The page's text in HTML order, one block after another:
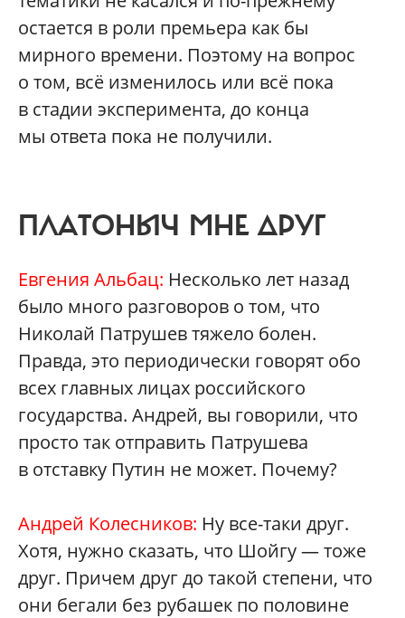
остается в роли премьера как бы
мирного времени. Поэтому на вопрос
о том, всё изменилось или всё пока
в стадии эксперимента, до конца
мы ответа пока не получили.
ПЛАТОНЫЧ МНЕ ДРУГ
Евгения Альбац: Несколько лет назад
было много разговоров о том, что
Николай Патрушев тяжело болен.
Правда, это периодически говорят обо
всех главных лицах российского
государства. Андрей, вы говорили, что
просто так отправить Патрушева
в отставку Путин не может. Почему?
Андрей Колесников: Ну все-таки друг.
Хотя, нужно сказать, что Шойгу — тоже
друг. Причем друг до такой степени, что
они бегали без рубашек по половине